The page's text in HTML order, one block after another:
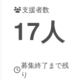
支援者数
17人
募集終了まで残
り